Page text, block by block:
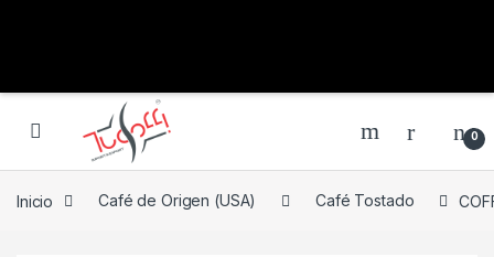
0
Inicio Café de Origen (USA) Café Tostado